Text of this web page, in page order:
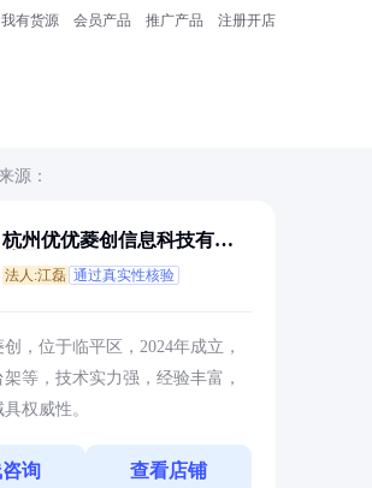
我有货源 会员产品 推广产品 注册开店
源：
杭州优优菱创信息科技有限
法人:江磊 通过真实性核验
，位于临平区，2024年成立，
等，技术实力强，经验丰富，
权威性。
询 查看店铺